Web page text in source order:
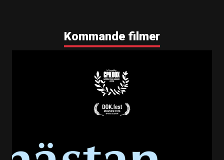
Kommande filmer